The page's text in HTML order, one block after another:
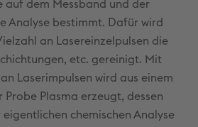
auf dem Messband und der
Analyse bestimmt. Dafür wird
an Lasereinzelpulsen die
etc. gereinigt. Mit
Laserimpulsen wird aus einem
Probe Plasma erzeugt, dessen
chemischen Analyse